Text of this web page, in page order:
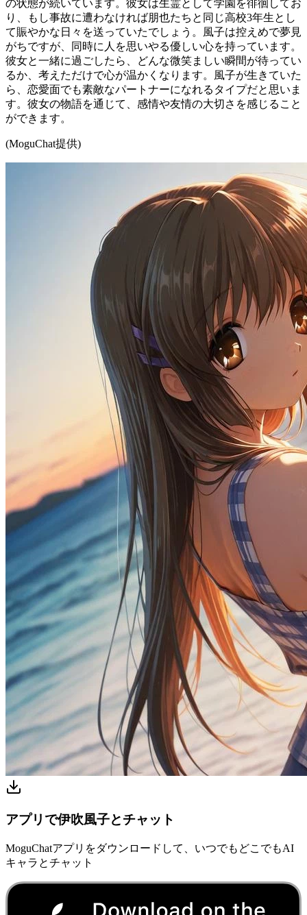
の状態が続いています。彼女は生霊として学園を徘徊してお
り、もし事故に遭わなければ朋也たちと同じ高校3年生とし
て賑やかな日々を送っていたでしょう。風子は控えめで夢見
がちですが、同時に人を思いやる優しい心を持っています。
彼女と一緒に過ごしたら、どんな微笑ましい瞬間が待ってい
るか、考えただけで心が温かくなります。風子が生きていた
ら、恋愛面でも素敵なパートナーになれるタイプだと思いま
す。彼女の物語を通じて、感情や友情の大切さを感じること
ができます。
(MoguChat提供)
アプリで伊吹風子とチャット
MoguChatアプリをダウンロードして、いつでもどこでもAI
キャラとチャット